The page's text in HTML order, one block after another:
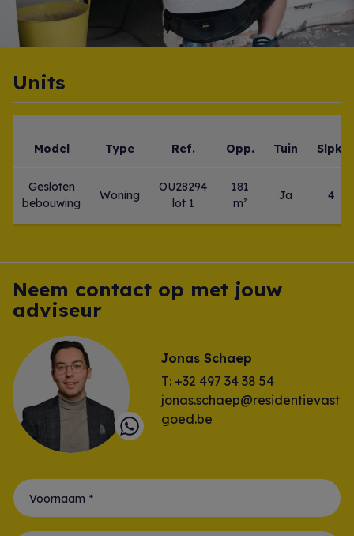
Units
Model Type Ref. Opp. Tuin Slpk.
Gesloten
bebouwing
Woning
OU28294
lot 1
181
m²
Ja 4
Neem contact op met jouw
adviseur
Jonas Schaep
T: +32 497 34 38 54
jonas.schaep@residentievast
goed.be